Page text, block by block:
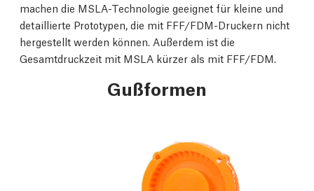
machen die MSLA-Technologie geeignet für kleine und
detaillierte Prototypen, die mit FFF/FDM-Druckern nicht
hergestellt werden können. Außerdem ist die
Gesamtdruckzeit mit MSLA kürzer als mit FFF/FDM.
Gußformen